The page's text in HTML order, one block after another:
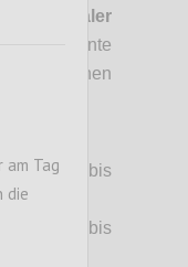
dimenionaler
Argumente
Positionen
bis
bis
am Tag
die